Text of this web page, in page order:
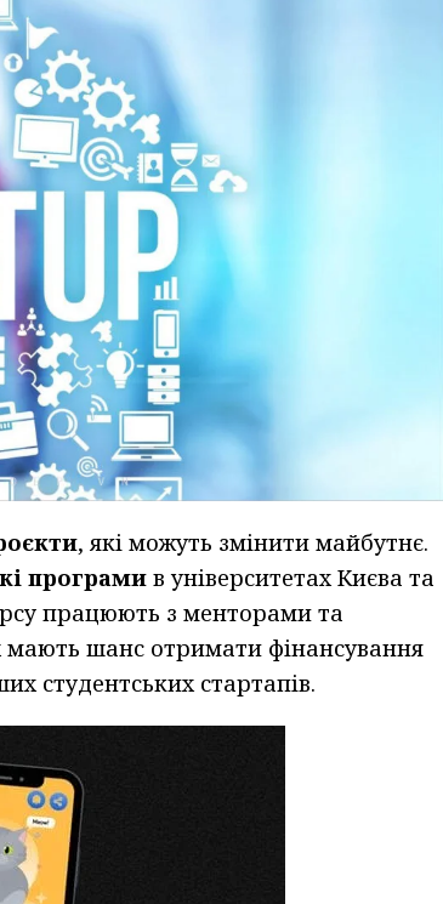
, які можуть змінити майбутнє.
програми в університетах Києва та
працюють з менторами та
мають шанс отримати фінансування
студентських стартапів.